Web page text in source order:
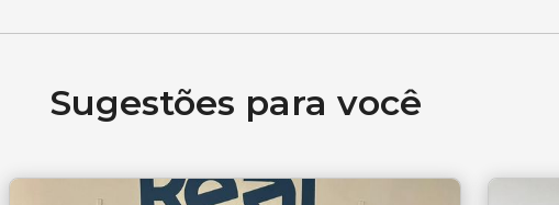
Sugestões para você